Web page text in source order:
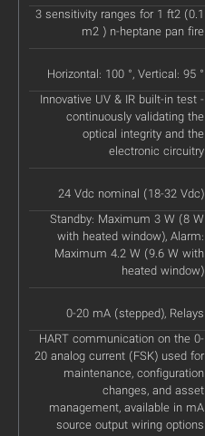
3 sensitivity ranges for 1 ft2 (0.1
m2 ) n-heptane pan fire
Horizontal: 100 °, Vertical: 95 °
Innovative UV & IR built-in test -
continuously validating the
optical integrity and the
electronic circuitry
24 Vdc nominal (18-32 Vdc)
Standby: Maximum 3 W (8 W
with heated window), Alarm:
Maximum 4.2 W (9.6 W with
heated window)
0-20 mA (stepped), Relays
HART communication on the 0-
20 analog current (FSK) used for
maintenance, configuration
changes, and asset
management, available in mA
source output wiring options